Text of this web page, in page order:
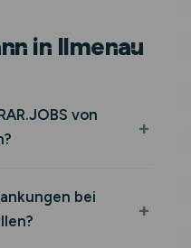
in Ilmenau
von
bei